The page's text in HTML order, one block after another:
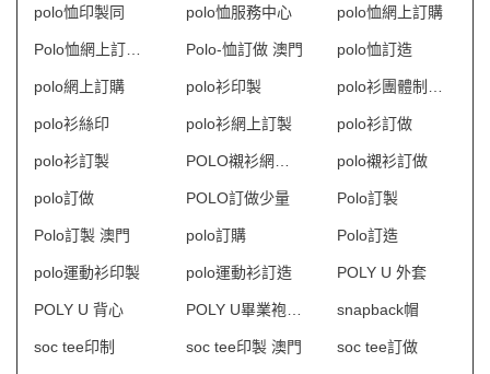
polo恤印製同 polo恤服務中心 polo恤網上訂購
Polo-恤訂做 澳門 polo恤訂造
polo網上訂購 polo衫印製
polo衫絲印 polo衫網上訂製 polo衫訂做
polo衫訂製 polo襯衫訂做
polo訂做 POLO訂做少量 Polo訂製
Polo訂製 澳門 polo訂購 Polo訂造
polo運動衫印製 polo運動衫訂造 POLY U 外套
POLY U 背心 snapback帽
soc tee印制 soc tee印製 澳門 soc tee訂做